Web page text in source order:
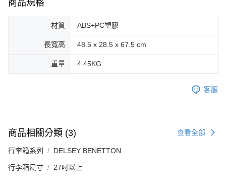
商品規格
材質 ABS+PC塑膠
長寬高 48.5 x 28.5 x 67.5 cm
重量 4.45KG
客服
商品相關分類 (3) 查看全部
行李箱系列 DELSEY BENETTON
行李箱尺寸 27吋以上